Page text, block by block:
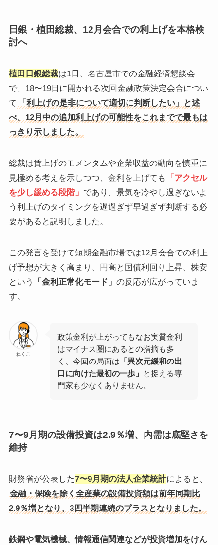
日銀・植田総裁、12月会合での利上げを本格検
討へ
植田日銀総裁は1日、名古屋市での金融経済懇談会
で、18〜19日に開かれる次回金融政策決定会合につい
て
「利上げの是非について適切に判断したい」と述
べ、12月中の追加利上げの可能性をこれまでで最もは
っきり示しました。
総裁は賃上げのモメンタムや企業収益の動向を慎重に
見極める考えを示しつつ、金利を上げても
「アクセル
を少し緩める段階」 であり、景気を冷やし過ぎないよ
う利上げのタイミングを遅過ぎず早過ぎず判断する必
要があると説明しました。
この発言を受けて短期金融市場では12月会合での利上
げ予想が大きく高まり、円高と国債利回り上昇、株安
という
「金利正常化モード」 の反応が広がっていま
す。
ねくこ
政策金利が上がってもなお実質金利
はマイナス圏にあるとの指摘も多
く、今回の局面は 「異次元緩和の出
口に向けた最初の一歩」
と捉える専
門家も少なくありません。
7〜9月期の設備投資は2.9％増、内需は底堅さを
維持
財務省が公表した7〜9月期の法人企業統計によると、
金融・保険を除く全産業の設備投資額は前年同期比
2.9％増となり、3四半期連続のプラスとなりました。
鉄鋼や電気機械、情報通信関連などが投資増加をけん